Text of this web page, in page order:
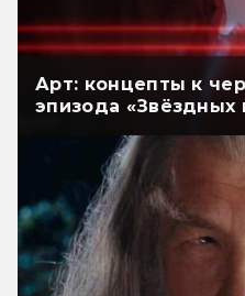
Арт: концепты к
эпизода «Звёздных